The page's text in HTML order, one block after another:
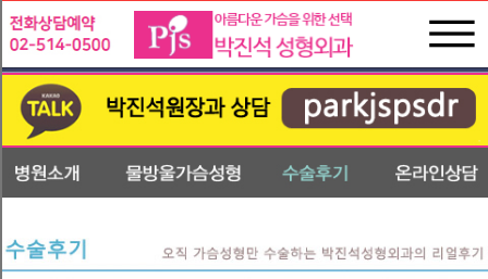
박
진
석
성
형
과
수
술
후
기
라